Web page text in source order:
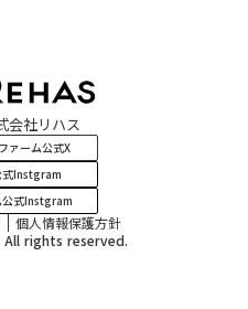
会社リハス
ァーム公式X
式Instgram
公式Instgram
個人情報保護方針
All rights reserved.